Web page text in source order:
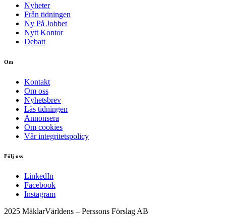
Nyheter
Från tidningen
Ny På Jobbet
Nytt Kontor
Debatt
Om
Kontakt
Om oss
Nyhetsbrev
Läs tidningen
Annonsera
Om cookies
Vår integritetspolicy
Följ oss
LinkedIn
Facebook
Instagram
2025 MäklarVärldens – Perssons Förslag AB